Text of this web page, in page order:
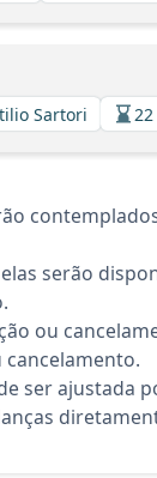
Sartori
serão
ou
ser ajustada